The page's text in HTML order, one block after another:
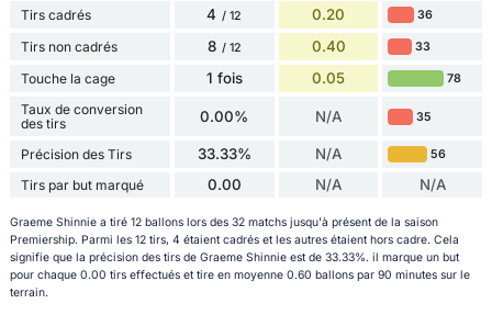
Tirs cadrés 4 / 12 0.20 36
Tirs non cadrés 8 / 12 0.40 33
Touche la cage 1 fois 0.05 78
Taux de conversion
des tirs
0.00% N/A 35
Précision des Tirs 33.33% N/A 56
Tirs par but marqué 0.00 N/A N/A
Graeme Shinnie a tiré 12 ballons lors des 32 matchs jusqu'à présent de la saison
Premiership. Parmi les 12 tirs, 4 étaient cadrés et les autres étaient hors cadre. Cela
signifie que la précision des tirs de Graeme Shinnie est de 33.33%. il marque un but
pour chaque 0.00 tirs effectués et tire en moyenne 0.60 ballons par 90 minutes sur le
terrain.